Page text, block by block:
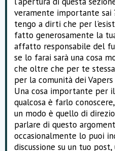
veramente importante sai
tengo a dirti che per
fatto generosamente la
affatto responsabile del
se lo farai sarà una cosa
che oltre che per te
per la comunità dei Vapers
Una cosa importante per
qualcosa è farlo
un modo è quello di
parlare di questo
occasionalmente lo puoi
discussione su un tuo